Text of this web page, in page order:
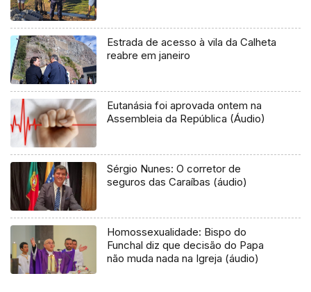
Estrada de acesso à vila da Calheta
reabre em janeiro
Eutanásia foi aprovada ontem na
Assembleia da República (Áudio)
Sérgio Nunes: O corretor de
seguros das Caraíbas (áudio)
Homossexualidade: Bispo do
Funchal diz que decisão do Papa
não muda nada na Igreja (áudio)